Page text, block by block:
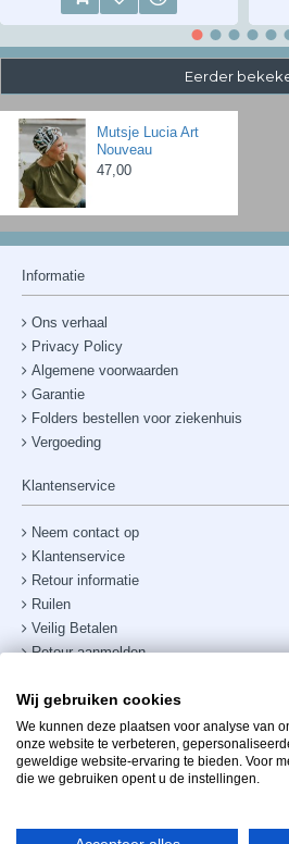
Eerder
Mutsje Lucia Art
Nouveau
47,00
Informatie
Ons verhaal
Privacy Policy
Algemene voorwaarden
Garantie
Folders bestellen voor ziekenhuis
Vergoeding
Klantenservice
Neem contact op
Klantenservice
Retour informatie
Ruilen
Veilig Betalen
Retour aanmelden
Site map
Telefoonnummer:+31238882885
Mijn account
Wij gebruiken cookies
We kunnen deze plaatsen voor analyse van
onze website te verbeteren,
geweldige website-ervaring te bieden. Voor
die we gebruiken opent u de instellingen.